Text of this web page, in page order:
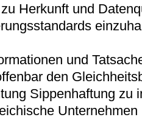
Herkunft und
und
den
Sippenhaftung zu